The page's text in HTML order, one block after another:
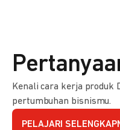
Kenali cara kerja produk
pertumbuhan bisnismu.
PELAJARI